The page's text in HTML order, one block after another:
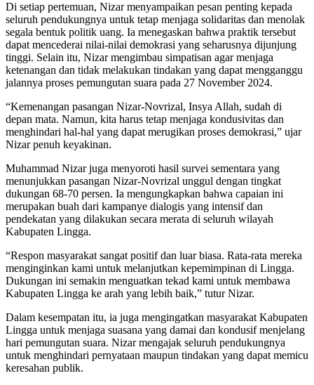
Di setiap pertemuan, Nizar menyampaikan pesan penting kepada
seluruh pendukungnya untuk tetap menjaga solidaritas dan menolak
segala bentuk politik uang. Ia menegaskan bahwa praktik tersebut
dapat mencederai nilai-nilai demokrasi yang seharusnya dijunjung
tinggi. Selain itu, Nizar mengimbau simpatisan agar menjaga
ketenangan dan tidak melakukan tindakan yang dapat mengganggu
jalannya proses pemungutan suara pada 27 November 2024.
“Kemenangan pasangan Nizar-Novrizal, Insya Allah, sudah di
depan mata. Namun, kita harus tetap menjaga kondusivitas dan
menghindari hal-hal yang dapat merugikan proses demokrasi,” ujar
Nizar penuh keyakinan.
Muhammad Nizar juga menyoroti hasil survei sementara yang
menunjukkan pasangan Nizar-Novrizal unggul dengan tingkat
dukungan 68-70 persen. Ia mengungkapkan bahwa capaian ini
merupakan buah dari kampanye dialogis yang intensif dan
pendekatan yang dilakukan secara merata di seluruh wilayah
Kabupaten Lingga.
“Respon masyarakat sangat positif dan luar biasa. Rata-rata mereka
menginginkan kami untuk melanjutkan kepemimpinan di Lingga.
Dukungan ini semakin menguatkan tekad kami untuk membawa
Kabupaten Lingga ke arah yang lebih baik,” tutur Nizar.
Dalam kesempatan itu, ia juga mengingatkan masyarakat Kabupaten
Lingga untuk menjaga suasana yang damai dan kondusif menjelang
hari pemungutan suara. Nizar mengajak seluruh pendukungnya
untuk menghindari pernyataan maupun tindakan yang dapat memicu
keresahan publik.